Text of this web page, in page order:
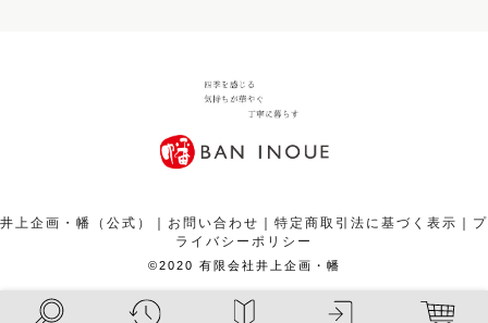
井上企画・幡（公式） お問い合わせ 特定商取引法に基づく表示
プ
ライバシーポリシー
©2020 有限会社井上企画・幡